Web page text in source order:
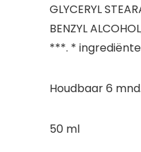
GLYCERYL
BENZYL
***. *
Houdbaar 6 mnd.
50 ml